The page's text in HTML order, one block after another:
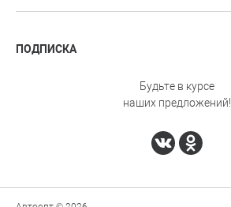
ПОДПИСКА
Будьте в курсе
наших предложений!